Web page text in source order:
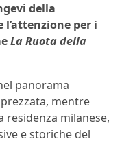
della
per i
La Ruota della
panorama
mentre
residenza milanese,
e storiche del